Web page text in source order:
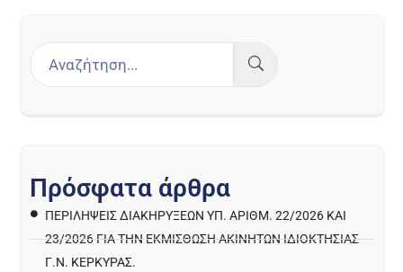
Πρόσφατα άρθρα
ΠΕΡΙΛΉΨΕΙΣ ΔΙΑΚΗΡΎΞΕΩΝ ΥΠ. ΑΡΙΘΜ. 22/2026 ΚΑΙ
23/2026 ΓΙΑ ΤΗΝ ΕΚΜΊΣΘΩΣΗ ΑΚΙΝΉΤΩΝ ΙΔΙΟΚΤΗΣΊΑΣ
Γ.Ν. ΚΈΡΚΥΡΑΣ.